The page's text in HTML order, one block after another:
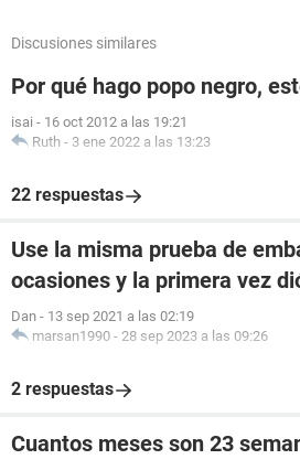
Discusiones similares
Por qué hago popo negro,
isai - 16 oct 2012 a las 19:21
Ruth - 3 ene 2022 a las 13:23
22 respuestas
Use la misma prueba de
ocasiones y la primera vez
Dan - 13 sep 2021 a las 02:19
marsan1990 - 28 sep 2023 a las 09:26
2 respuestas
Cuantos meses son 23